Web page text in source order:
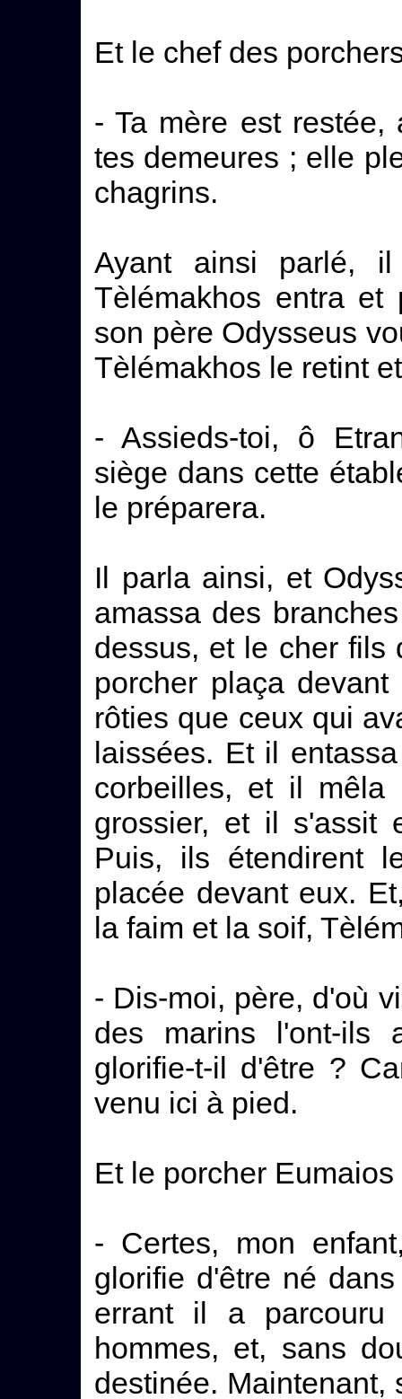
Et le chef des
- Ta mère est restée,
tes demeures ; elle
chagrins.
Ayant ainsi parlé,
Tèlémakhos entra
son père Odysseus
Tèlémakhos le retint
- Assieds-toi, ô
siège dans cette
le préparera.
Il parla ainsi, et
amassa des
dessus, et le cher fils
porcher plaça
rôties que ceux qui
laissées. Et il
corbeilles, et il
grossier, et il s'assit
Puis, ils étendirent
placée devant eux.
la faim et la soif,
- Dis-moi, père, d'où
des marins l'ont-ils
glorifie-t-il d'être ?
venu ici à pied.
Et le porcher
- Certes, mon
glorifie d'être né
errant il a parcouru
hommes, et, sans
destinée. Maintenant,